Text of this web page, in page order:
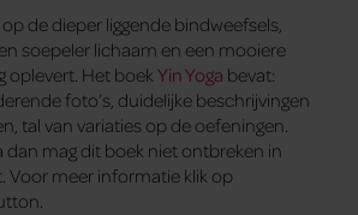
de dieper liggende bindweefsels,
soepeler lichaam en een mooiere
oplevert. Het boekYin Yoga bevat:
foto’s, duidelijke beschrijvingen
tal van variaties op de oefeningen.
dan mag dit boek niet ontbreken in
Voor meer informatie klik op